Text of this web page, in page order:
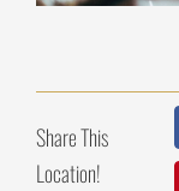
Share This
Location!